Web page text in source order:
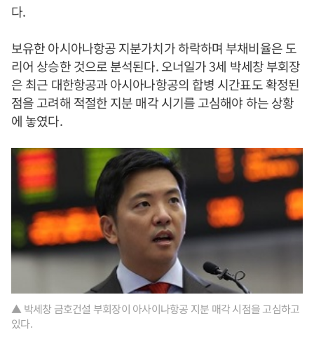
다.
보유한 아시아나항공 지분가치가 하락하며 부채비율은 도
리어 상승한 것으로 분석된다. 오너일가 3세 박세창 부회장
은 최근 대한항공과 아시아나항공의 합병 시간표도 확정된
점을 고려해 적절한 지분 매각 시기를 고심해야 하는 상황
에 놓였다.
▲ 박세창 금호건설 부회장이 아사이나항공 지분 매각 시점을 고심하고
있다.